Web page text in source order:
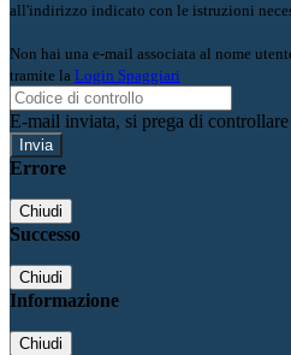
all'indirizzo indicato con le istruzioni
Non hai una e-mail associata al nome
tramite la Login Spaggiari
E-mail inviata, si prega di
Errore
Chiudi
Successo
Chiudi
Informazione
Chiudi